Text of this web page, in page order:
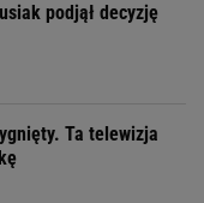
podjął decyzję
Ta telewizja